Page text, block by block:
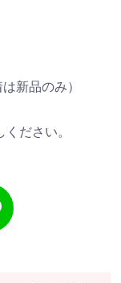
新品のみ）
ださい。